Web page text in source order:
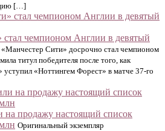
[…]
стал чемпионом Англии в девятый
Сити» досрочно стал чемпионом
титул победителя после того, как
уступил «Ноттингем Форест» в матче 37-го
продажу настоящий список
Оригинальный экземпляр